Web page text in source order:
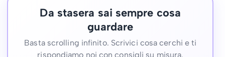
Da stasera sai sempre cosa
guardare
Basta scrolling infinito. Scrivici cosa cerchi e ti
rispondiamo noi con consigli su misura.